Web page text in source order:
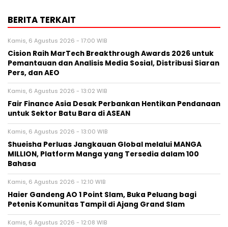
BERITA TERKAIT
Kamis, 6 Agustus 2026 - 17:00 WIB
Cision Raih MarTech Breakthrough Awards 2026 untuk
Pemantauan dan Analisis Media Sosial, Distribusi Siaran
Pers, dan AEO
Kamis, 6 Agustus 2026 - 13:02 WIB
Fair Finance Asia Desak Perbankan Hentikan Pendanaan
untuk Sektor Batu Bara di ASEAN
Kamis, 6 Agustus 2026 - 13:00 WIB
Shueisha Perluas Jangkauan Global melalui MANGA
MILLION, Platform Manga yang Tersedia dalam 100
Bahasa
Kamis, 6 Agustus 2026 - 12:10 WIB
Haier Gandeng AO 1 Point Slam, Buka Peluang bagi
Petenis Komunitas Tampil di Ajang Grand Slam
Kamis, 6 Agustus 2026 - 12:08 WIB